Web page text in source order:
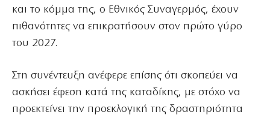
και το κόμμα της, ο Εθνικός Συναγερμός, έχουν
πιθανότητες να επικρατήσουν στον πρώτο γύρο
του 2027.
Στη συνέντευξη ανέφερε επίσης ότι σκοπεύει να
ασκήσει έφεση κατά της καταδίκης, με στόχο να
προεκτείνει την προεκλογική της δραστηριότητα